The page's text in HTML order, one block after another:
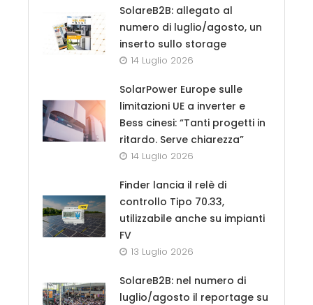
SolareB2B: allegato al
numero di luglio/agosto, un
inserto sullo storage
14 Luglio 2026
SolarPower Europe sulle
limitazioni UE a inverter e
Bess cinesi: “Tanti progetti in
ritardo. Serve chiarezza”
14 Luglio 2026
Finder lancia il relè di
controllo Tipo 70.33,
utilizzabile anche su impianti
FV
13 Luglio 2026
SolareB2B: nel numero di
luglio/agosto il reportage su